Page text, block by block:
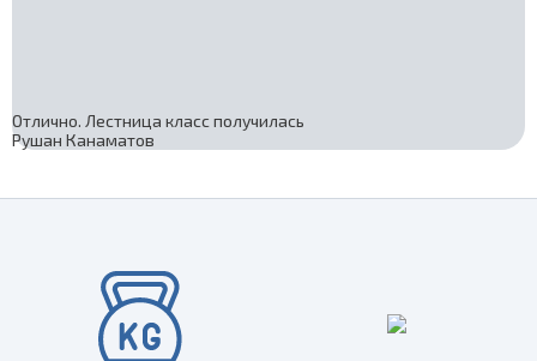
Отлично. Лестница класс получилась
Рушан Канаматов